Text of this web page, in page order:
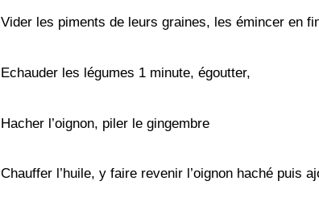
Vider les piments de leurs graines, les émincer en
Echauder les légumes 1 minute, égoutter,
Hacher l’oignon, piler le gingembre
Chauffer l’huile, y faire revenir l’oignon haché puis